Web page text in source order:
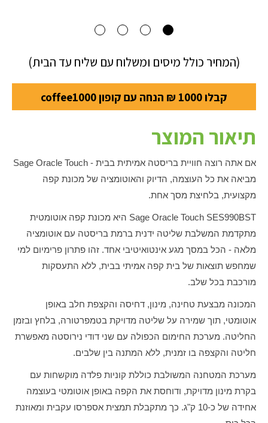
(המחיר כולל מיסים ומשלוח עם שליח עד הבית)
קבלו 1000 ₪ הנחה עם קופון coffee1000
תיאור המוצר
אם אתה רוצה חוויית בריסטה אמיתית בבית - Sage Oracle Touch
מביאה את כל העוצמה, הדיוק והאוטומציה של מכונת קפה
מקצועית, בלחיצת מסך אחת.
Sage Oracle Touch SES990BST היא מכונת קפה אוטומטית
מתקדמת המשלבת שליטה ידנית ברמת בריסטה עם אוטומציה
מלאה - הכל במסך מגע אינטואיטיבי אחד. זהו פתרון פרימיום למי
שמחפש תוצאות של בית קפה אמיתי בבית, ללא התעסקות
מורכבת בכל שלב.
המכונה מבצעת טחינה, מינון, דחיסה והקצפת חלב באופן
אוטומטי, תוך שמירה על שליטה מדויקת בטמפרטורה, בלחץ ובזמן
החליטה. מערכת החימום הכפולה עם שני דודי נירוסטה מאפשרת
חליטה והקצפה בו זמנית, ללא המתנה בין שלבים.
מערכת המטחנה המשולבת כוללת קוניות פלדה מוקשחות עם
בקרת מינון מדויקת, ודוחסת את הקפה באופן אוטומטי בעוצמה
אחידה של כ-10 ק"ג. כך מתקבלת תמצית אספרסו עקבית ומאוזנת